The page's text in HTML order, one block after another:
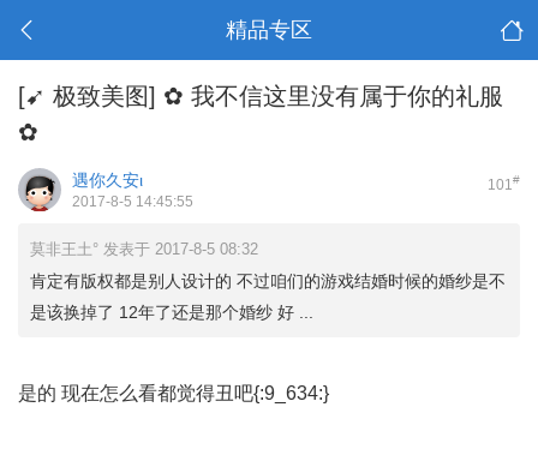
精品专区
[➹ 极致美图] ✿ 我不信这里没有属于你的礼服
✿
101#
遇你久安ι
2017-8-5 14:45:55
莫非王土° 发表于 2017-8-5 08:32
肯定有版权都是别人设计的 不过咱们的游戏结婚时候的婚纱是不
是该换掉了 12年了还是那个婚纱 好 ...
是的 现在怎么看都觉得丑吧{:9_634:}